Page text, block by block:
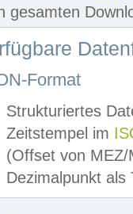
gesamten
Format
Strukturiertes
Zeitstempel im
(Offset von MEZ/
Dezimalpunkt als